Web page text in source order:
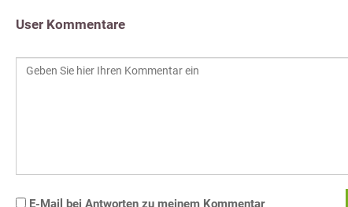
User Kommentare
E-Mail bei Antworten zu meinem Kommentar